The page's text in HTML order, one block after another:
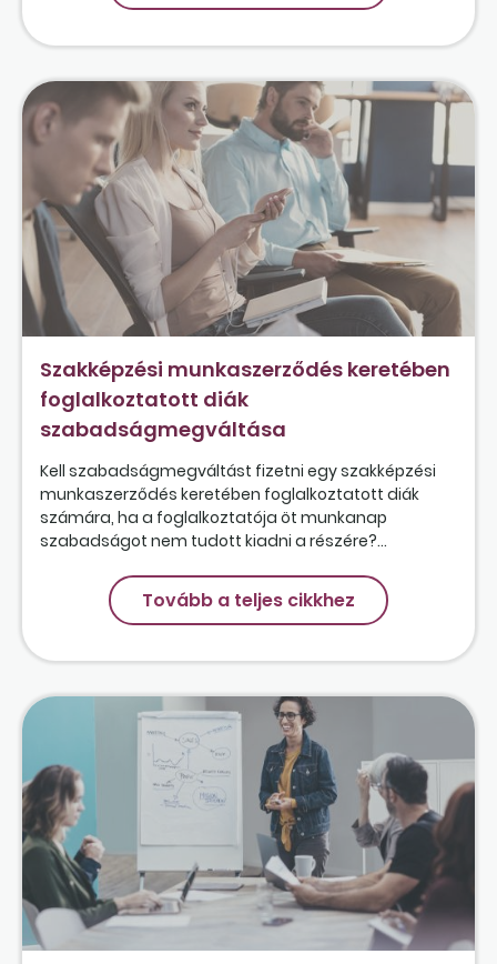
Szakképzési munkaszerződés keretében
foglalkoztatott diák
szabadságmegváltása
Kell szabadságmegváltást fizetni egy szakképzési
munkaszerződés keretében foglalkoztatott diák
számára, ha a foglalkoztatója öt munkanap
szabadságot nem tudott kiadni a részére?...
Tovább a teljes cikkhez